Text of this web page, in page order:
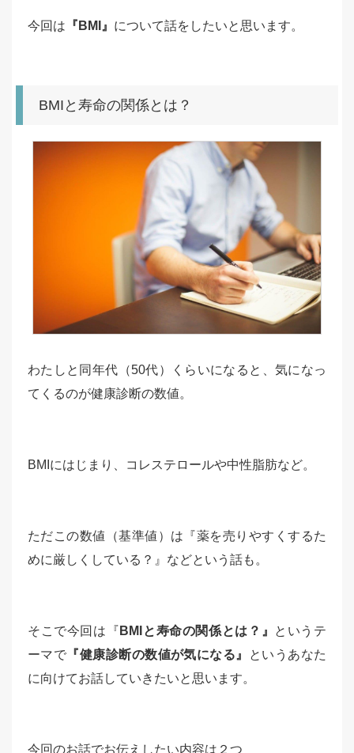
今回は 『BMI』 について話をしたいと思います。
BMIと寿命の関係とは？
わたしと同年代（50代）くらいになると、気になっ
てくるのが健康診断の数値。
BMIにはじまり、コレステロールや中性脂肪など。
ただこの数値（基準値）は『薬を売りやすくするた
めに厳しくしている？』などという話も。
そこで今回は『 BMIと寿命の関係とは？』
というテ
ーマで 『健康診断の数値が気になる』
というあなた
に向けてお話していきたいと思います。
今回のお話でお伝えしたい内容は２つ